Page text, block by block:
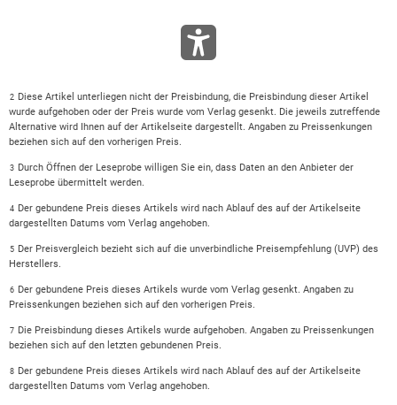
2 Diese Artikel unterliegen nicht der Preisbindung, die Preisbindung dieser Artikel
wurde aufgehoben oder der Preis wurde vom Verlag gesenkt. Die jeweils zutreffende
Alternative wird Ihnen auf der Artikelseite dargestellt. Angaben zu Preissenkungen
beziehen sich auf den vorherigen Preis.
3 Durch Öffnen der Leseprobe willigen Sie ein, dass Daten an den Anbieter der
Leseprobe übermittelt werden.
4 Der gebundene Preis dieses Artikels wird nach Ablauf des auf der Artikelseite
dargestellten Datums vom Verlag angehoben.
5 Der Preisvergleich bezieht sich auf die unverbindliche Preisempfehlung (UVP) des
Herstellers.
6 Der gebundene Preis dieses Artikels wurde vom Verlag gesenkt. Angaben zu
Preissenkungen beziehen sich auf den vorherigen Preis.
7 Die Preisbindung dieses Artikels wurde aufgehoben. Angaben zu Preissenkungen
beziehen sich auf den letzten gebundenen Preis.
8 Der gebundene Preis dieses Artikels wird nach Ablauf des auf der Artikelseite
dargestellten Datums vom Verlag angehoben.